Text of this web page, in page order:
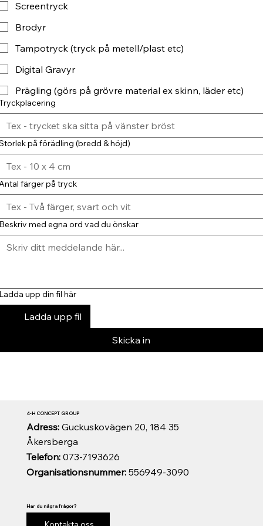
Screentryck
Brodyr
Tampotryck (tryck på metell/plast etc)
Digital Gravyr
Prägling (görs på grövre material ex skinn, läder etc)
på förädling (bredd & höjd)
färger på tryck
med egna ord vad du önskar
upp din fil här
Ladda upp fil
Skicka in
Organisationsnummer:556949-3090
Telefon:073-7193626
Adress: Guckuskovägen 20, 184 35
Åkersberga
4-H CONCEPT GROUP
Har du några frågor?